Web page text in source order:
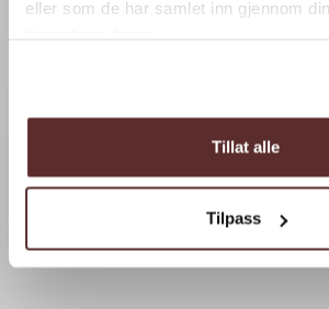
eller som de har samlet inn gjennom
Tillat alle
Tilpass